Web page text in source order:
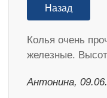
Назад
Колья очень
железные.
Антонина,